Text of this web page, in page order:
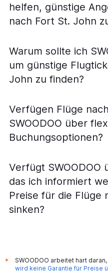
helfen, günstige
nach Fort St. John
Warum sollte ich
um günstige
John zu finden?
Verfügen Flüge
SWOODOO über
Buchungsoptionen?
Verfügt SWOODOO
das ich informiert
Preise für die Flüge
sinken?
*
SWOODOO arbeitet hart
wird keine Garantie für Preise